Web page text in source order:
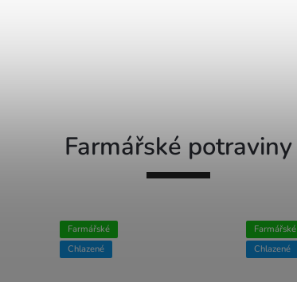
Farmářské potraviny
Farmářské
Chlazené
Farmářské
Chlazené